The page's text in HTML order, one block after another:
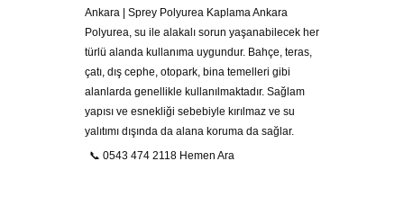
Ankara | Sprey Polyurea Kaplama Ankara
Polyurea, su ile alakalı sorun yaşanabilecek her
türlü alanda kullanıma uygundur. Bahçe, teras,
çatı, dış cephe, otopark, bina temelleri gibi
alanlarda genellikle kullanılmaktadır. Sağlam
yapısı ve esnekliği sebebiyle kırılmaz ve su
yalıtımı dışında da alana koruma da sağlar.
📞 0543 474 2118 Hemen Ara